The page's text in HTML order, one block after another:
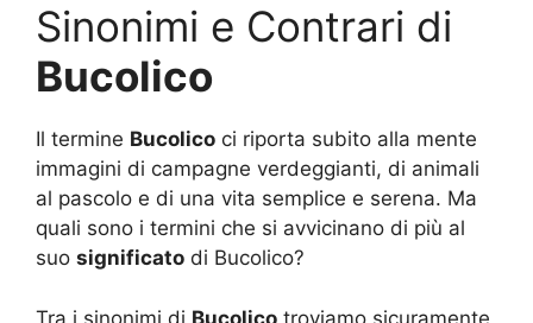
Sinonimi e Contrari di
Bucolico
Il termine Bucolico ci riporta subito alla mente
immagini di campagne verdeggianti, di animali
al pascolo e di una vita semplice e serena. Ma
quali sono i termini che si avvicinano di più al
suo significato di Bucolico?
Tra i sinonimi di Bucolico troviamo sicuramente